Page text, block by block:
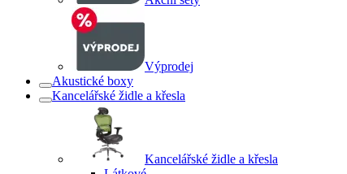
Výprodej
Akustické boxy
Kancelářské židle a křesla
Kancelářské židle a křesla